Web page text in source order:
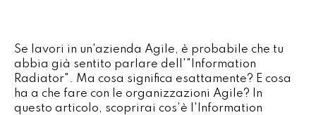
Se lavori in un'azienda Agile, è probabile che tu
abbia già sentito parlare dell'"Information
Radiator". Ma cosa significa esattamente? E cosa
ha a che fare con le organizzazioni Agile? In
questo articolo, scoprirai cos'è l'Information